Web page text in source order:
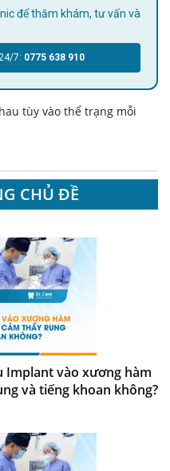
7: 0775 638 910
tùy vào thể trạng mỗi
CHỦ ĐỀ
Implant vào xương hàm
và tiếng khoan không?